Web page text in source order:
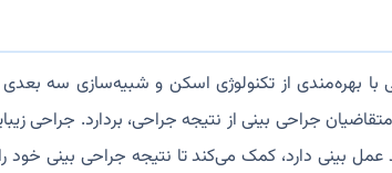
با بهره‌مندی از تکنولوژی اسکن و شبیه‌سازی سه
جراحی بینی از نتیجه جراحی، بردارد. جراحی
بینی دارد، کمک می‌کند تا نتیجه جراحی بینی خود